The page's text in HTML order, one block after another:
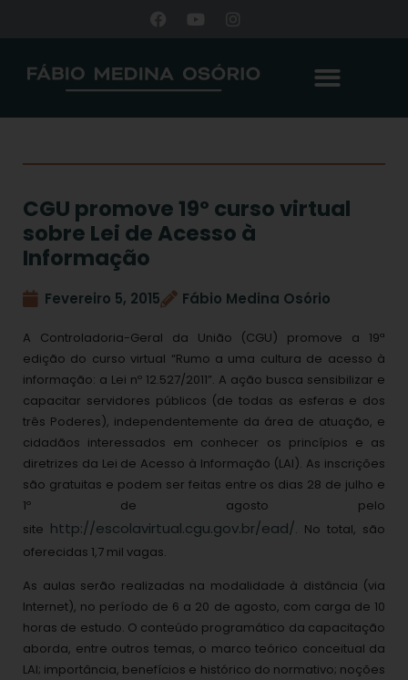
CGU promove 19º curso virtual
sobre Lei de Acesso à
Informação
Fevereiro 5, 2015 Fábio Medina Osório
A Controladoria-Geral da União (CGU) promove a 19ª
edição do curso virtual “Rumo a uma cultura de acesso à
informação: a Lei nº 12.527/2011”. A ação busca sensibilizar e
capacitar servidores públicos (de todas as esferas e dos
três Poderes), independentemente da área de atuação, e
cidadãos interessados em conhecer os princípios e as
diretrizes da Lei de Acesso à Informação (LAI). As inscrições
são gratuitas e podem ser feitas entre os dias 28 de julho e
1º de agosto pelo
site http://escolavirtual.cgu.gov.br/ead/. No total, são
oferecidas 1,7 mil vagas.
As aulas serão realizadas na modalidade à distância (via
Internet), no período de 6 a 20 de agosto, com carga de 10
horas de estudo. O conteúdo programático da capacitação
aborda, entre outros temas, o marco teórico conceitual da
LAI; importância, benefícios e histórico do normativo; noções